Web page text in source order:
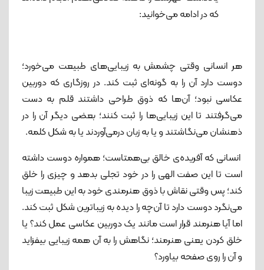
که در ادامه می‌خوانید:
هر انسانی وقتی چشمش به زیبایی‌های طبیعت می‌خورد؛
دوست دارد آن را به گونه‌ای ثبت کند. در روزگاری که دوربین
عکاسی نبود؛ آن‌ها که ذوق طراحی داشتند قلم به دست
می‌گرفتند تا این زیبایی‌ها را ثبت کنند؛ بعضی دیگر آن را در
ذهنشان می‌نگاشتند و یا به زبان درمی‌آوردند یا به شکل کلمه.
انسانی که آفریده‌ی خالق بی‌همتاست؛ همواره دوست داشته
است تا این صفت الهی را در خود تجلی بدهد و چیزی را خلق
کند؛ پس وقتی نقاش با ذوق هنرمندی خود به این طبیعت زیبا
می‌نگرد دوست دارد تا آن‌چه را دیده به زیباترین شکل ثبت کند.
اما آیا هنرمند قرار است مانند یک دوربین عکاسی عمل کند؟ یا
خلق کردن یعنی هنرمند؛ نگاهش را به آن‌ همه زیبایی بیفزاید
و آن را روی صفحه بیاورد؟